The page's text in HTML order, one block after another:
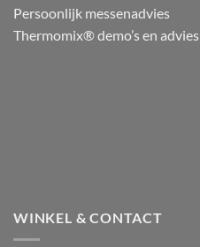
Persoonlijk messenadvies
Thermomix® demo’s en advies
WINKEL & CONTACT